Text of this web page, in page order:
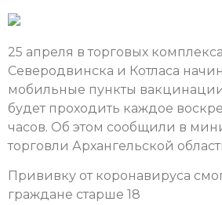
25 апреля в торговых
Северодвинска и Котласа
мобильные пункты
будет проходить каждое
часов. Об этом сообщили в
торговли Архангельской
Прививку от коронавируса
граждане старше 18